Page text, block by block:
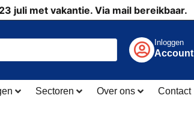
juli met vakantie. Via mail bereikbaar.
Inloggen
Account
Sectoren Over ons Contact